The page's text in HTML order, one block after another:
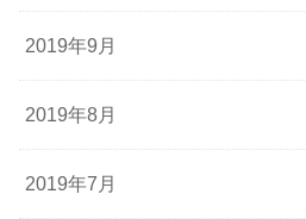
2019年9月
2019年8月
2019年7月